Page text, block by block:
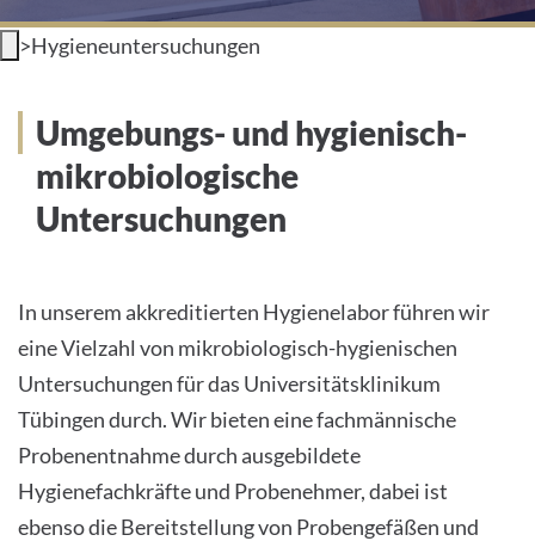
INTERNATIONALE PATIENTEN
LEICHTE SPRACHE
HOME
PATIENTEN &AMP; BESUCHER
KARRIERE
KONTAKT
>Hygieneuntersuchungen
Umgebungs- und hygienisch-
mikrobiologische
Untersuchungen
In unserem akkreditierten Hygienelabor führen wir
eine Vielzahl von mikrobiologisch-hygienischen
Untersuchungen für das Universitätsklinikum
Tübingen durch. Wir bieten eine fachmännische
Probenentnahme durch ausgebildete
Hygienefachkräfte und Probenehmer, dabei ist
ebenso die Bereitstellung von Probengefäßen und